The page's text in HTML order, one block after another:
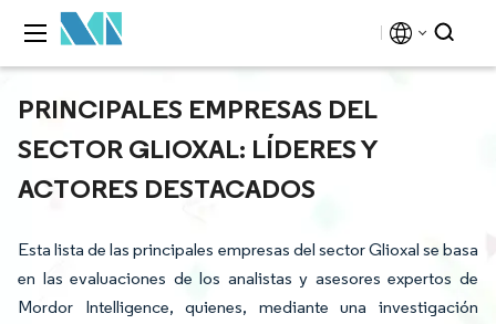
PRINCIPALES EMPRESAS DEL
SECTOR GLIOXAL: LÍDERES Y
ACTORES DESTACADOS
Esta lista de las principales empresas del sector Glioxal se basa
en las evaluaciones de los analistas y asesores expertos de
Mordor Intelligence, quienes, mediante una investigación